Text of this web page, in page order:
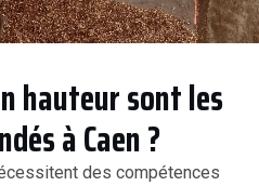
hauteur sont les
à Caen ?
des compétences